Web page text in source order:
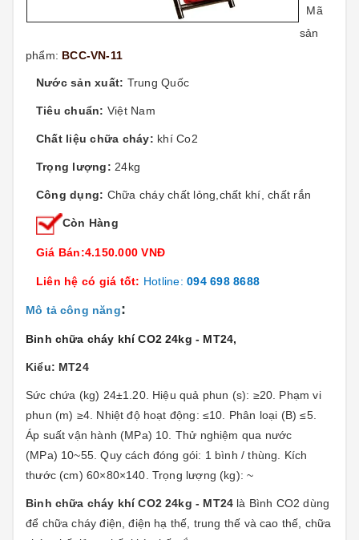
Mã
sản
phẩm: BCC-VN-11
Nước sản xuất: Trung Quốc
Tiêu chuẩn: Việt Nam
Chất liệu chữa cháy: khí Co2
Trọng lượng: 24kg
Công dụng: Chữa cháy chất lỏng,chất khí, chất rắn
Còn Hàng
Giá Bán:4.150.000 VNĐ
Liên hệ có giá tốt: Hotline: 094 698 8688
Mô tả công năng:
Binh chữa cháy khí CO2 24kg - MT24,
Kiểu: MT24
Sức chứa (kg) 24±1.20. Hiệu quả phun (s): ≥20. Phạm vi
phun (m) ≥4. Nhiệt độ hoạt động: ≤10. Phân loại (B) ≤5.
Áp suất vận hành (MPa) 10. Thử nghiệm qua nước
(MPa) 10~55. Quy cách đóng gói: 1 bình / thùng. Kích
thước (cm) 60×80×140. Trọng lượng (kg): ~
Binh chữa cháy khí CO2 24kg - MT24 là Bình CO2 dùng
để chữa cháy điện, điện hạ thế, trung thế và cao thế, chữa